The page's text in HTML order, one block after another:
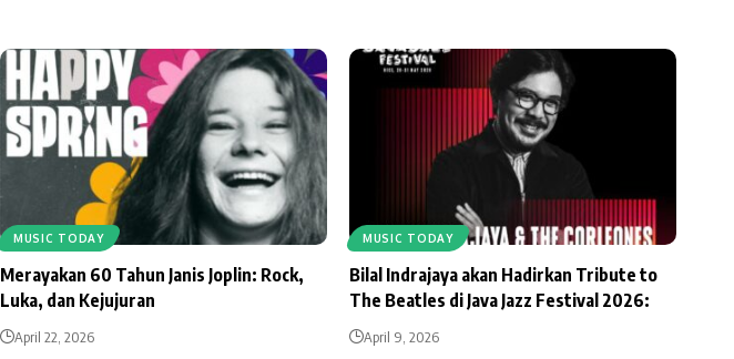
MUSIC TODAY
Merayakan 60 Tahun Janis Joplin: Rock,
Luka, dan Kejujuran
April 22, 2026
MUSIC TODAY
Bilal Indrajaya akan Hadirkan Tribute to
The Beatles di Java Jazz Festival 2026:
April 9, 2026